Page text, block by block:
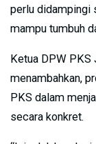
perlu didampingi
mampu tumbuh
Ketua DPW PKS
menambahkan,
PKS dalam
secara konkret.